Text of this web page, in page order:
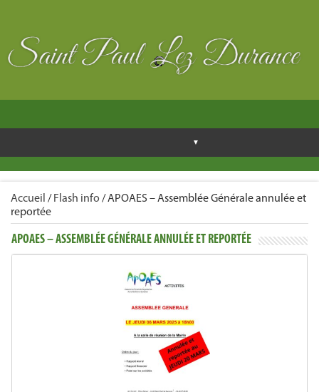
Accueil / Flash info /APOAES – Assemblée Générale annulée et
reportée
APOAES – ASSEMBLÉE GÉNÉRALE ANNULÉE ET REPORTÉE